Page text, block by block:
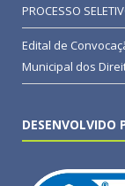
PROCESSO
Edital de
Municipal dos
DESENVOLVIDO